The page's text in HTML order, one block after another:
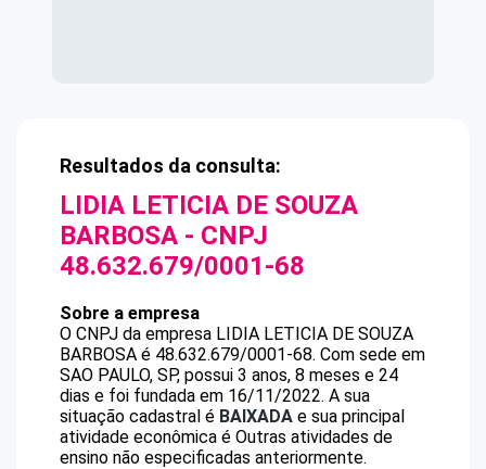
Resultados da consulta:
LIDIA LETICIA DE SOUZA
BARBOSA - CNPJ
48.632.679/0001-68
Sobre a empresa
O CNPJ da empresa LIDIA LETICIA DE SOUZA
BARBOSA é 48.632.679/0001-68. Com sede em
SAO PAULO, SP, possui 3 anos, 8 meses e 24
dias e foi fundada em 16/11/2022. A sua
situação cadastral é BAIXADA e sua principal
atividade econômica é Outras atividades de
ensino não especificadas anteriormente.